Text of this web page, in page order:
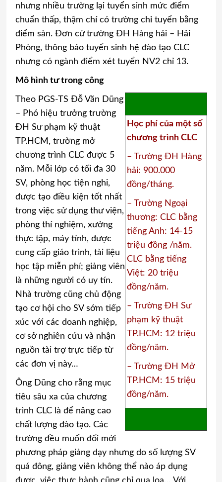
nhưng nhiều trường lại tuyển sinh mức điểm
chuẩn thấp, thậm chí có trường chỉ tuyển bằng
điểm sàn. Đơn cử trường ĐH Hàng hải – Hải
Phòng, thông báo tuyển sinh hệ đào tạo CLC
nhưng có ngành điểm xét tuyển NV2 chỉ 13.
Mô hình tư trong công
Học phí của một số
chương trình CLC
– Trường ĐH Hàng
hải: 900.000
đồng/tháng.
– Trường Ngoại
thương: CLC bằng
tiếng Anh: 14-15
triệu đồng /năm.
CLC bằng tiếng
Việt: 20 triệu
đồng/năm.
– Trường ĐH Sư
phạm kỹ thuật
TP.HCM: 12 triệu
đồng/năm.
– Trường ĐH Mở
TP.HCM: 15 triệu
đồng/năm.
Theo PGS-TS Đỗ Văn Dũng
– Phó hiệu trưởng trường
ĐH Sư phạm kỹ thuật
TP.HCM, trường mở
chương trình CLC được 5
năm. Mỗi lớp có tối đa 30
SV, phòng học tiện nghi,
được tạo điều kiện tốt nhất
trong việc sử dụng thư viện,
phòng thí nghiệm, xưởng
thực tập, máy tính, được
cung cấp giáo trình, tài liệu
học tập miễn phí; giảng viên
là những người có uy tín.
Nhà trường cũng chủ động
tạo cơ hội cho SV sớm tiếp
xúc với các doanh nghiệp,
cơ sở nghiên cứu và nhận
nguồn tài trợ trực tiếp từ
các đơn vị này…
Ông Dũng cho rằng mục
tiêu sâu xa của chương
trình CLC là để nâng cao
chất lượng đào tạo. Các
trường đều muốn đổi mới
phương pháp giảng dạy nhưng do số lượng SV
quá đông, giảng viên không thể nào áp dụng